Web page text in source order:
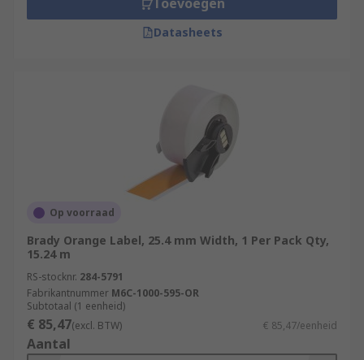
•Workshops and garages
and applications. These easy peel label printer
rolls also come in different sizes, colour and
waterproof to meet every customer's need. The
Label printer rolls adhere to most clean, flat and
curved surface and can also be used indoor and
Datasheets
Op voorraad
Brady Orange Label, 25.4 mm Width, 1 Per Pack Qty,
15.24 m
RS-stocknr. 284-5791
Fabrikantnummer M6C-1000-595-OR
Subtotaal (1 eenheid)
€ 85,47(excl. BTW) € 85,47/eenheid
Aantal